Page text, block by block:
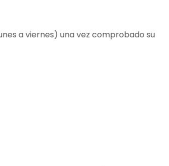
a viernes) una vez comprobado su